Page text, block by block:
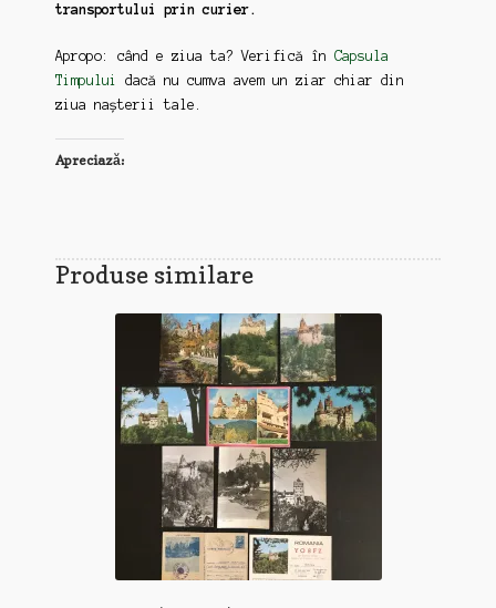
transportului prin curier.
Apropo: când e ziua ta? Verifică în Capsula
Timpului
dacă nu cumva avem un ziar chiar din
ziua nașterii tale.
Apreciază:
Produse similare